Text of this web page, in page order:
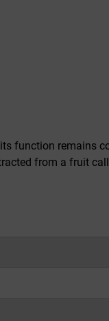
function remains
from a fruit